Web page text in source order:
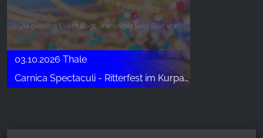
03.10.2026 Thale
Carnica Spectaculi - Ritterfest im Kurpark Thale